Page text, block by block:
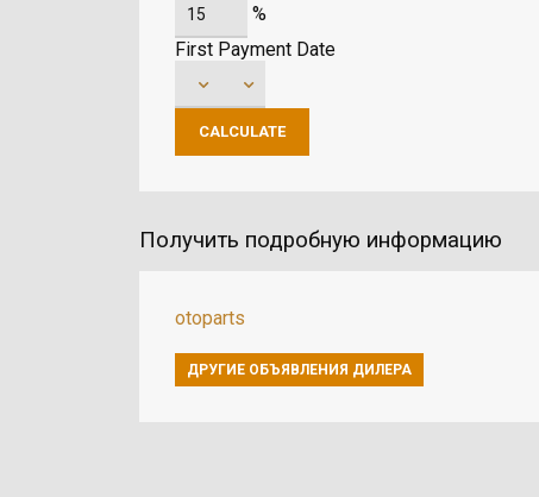
%
First Payment Date
Получить подробную информацию
otoparts
ДРУГИЕ ОБЪЯВЛЕНИЯ ДИЛЕРА